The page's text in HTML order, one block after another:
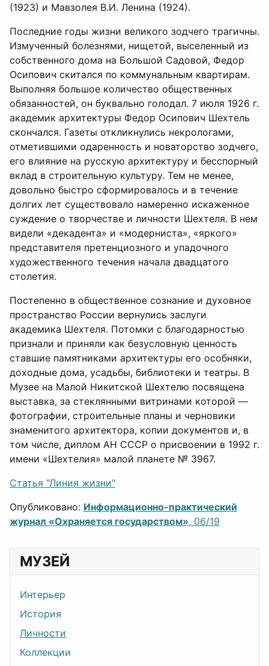
(1923) и Мавзолея В.И. Ленина (1924).
Последние годы жизни великого зодчего трагичны.
Измученный болезнями, нищетой, выселенный из
собственного дома на Большой Садовой, Федор
Осипович скитался по коммунальным квартирам.
Выполняя большое количество общественных
обязанностей, он буквально голодал. 7 июля 1926 г.
академик архитектуры Федор Осипович Шехтель
скончался. Газеты откликнулись некрологами,
отметившими одаренность и новаторство зодчего,
его влияние на русскую архитектуру и бесспорный
вклад в строительную культуру. Тем не менее,
довольно быстро сформировалось и в течение
долгих лет существовало намеренно искаженное
суждение о творчестве и личности Шехтеля. В нем
видели «декадента» и «модерниста», «яркого»
представителя претенциозного и упадочного
художественного течения начала двадцатого
столетия.
Постепенно в общественное сознание и духовное
пространство России вернулись заслуги
академика Шехтеля. Потомки с благодарностью
признали и приняли как безусловную ценность
ставшие памятниками архитектуры его особняки,
доходные дома, усадьбы, библиотеки и театры. В
Музее на Малой Никитской Шехтелю посвящена
выставка, за стеклянными витринами которой —
фотографии, строительные планы и черновики
знаменитого архитектора, копии документов и, в
том числе, диплом АН СССР о присвоении в 1992 г.
имени «Шехтелия» малой планете № 3967.
Статья "Линия жизни"
Опубликовано: Информационно-практический
журнал «Охраняется государством», 06/19
МУЗЕЙ
Интерьер
История
Личности
Коллекции